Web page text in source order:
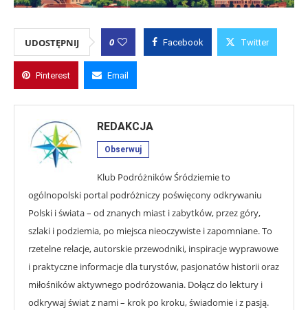
UDOSTĘPNIJ 0 Facebook Twitter
Pinterest Email
REDAKCJA
Obserwuj
Klub Podróżników Śródziemie to
ogólnopolski portal podróżniczy poświęcony odkrywaniu
Polski i świata – od znanych miast i zabytków, przez góry,
szlaki i podziemia, po miejsca nieoczywiste i zapomniane. To
rzetelne relacje, autorskie przewodniki, inspiracje wyprawowe
i praktyczne informacje dla turystów, pasjonatów historii oraz
miłośników aktywnego podróżowania. Dołącz do lektury i
odkrywaj świat z nami – krok po kroku, świadomie i z pasją.